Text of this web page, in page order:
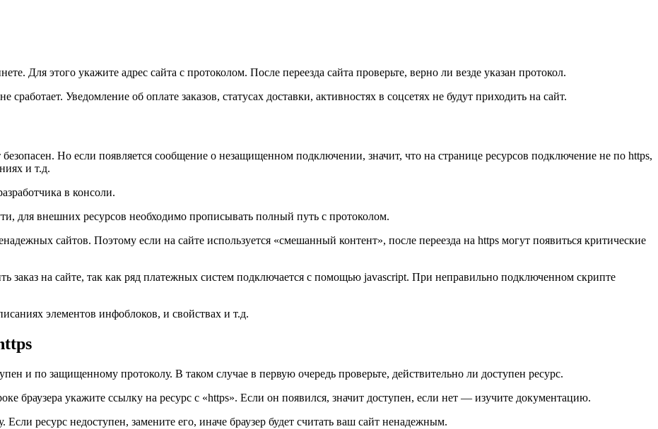
Для этого укажите адрес сайта с протоколом. После переезда сайта проверьте, верно ли везде указан протокол.
Уведомление об оплате заказов, статусах доставки, активностях в соцсетях не будут приходить на сайт.
безопасен. Но если появляется сообщение о незащищенном подключении, значит, что на странице ресурсов подключение не по https,
и т.д.
в консоли.
для внешних ресурсов необходимо прописывать полный путь с протоколом.
сайтов. Поэтому если на сайте используется «смешанный контент», после переезда на https могут появиться критические
заказ на сайте, так как ряд платежных систем подключается с помощью javascript. При неправильно подключенном скрипте
элементов инфоблоков, и свойствах и т.д.
и по защищенному протоколу. В таком случае в первую очередь проверьте, действительно ли доступен ресурс.
браузера укажите ссылку на ресурс с «https». Если он появился, значит доступен, если нет — изучите документацию.
Если ресурс недоступен, замените его, иначе браузер будет считать ваш сайт ненадежным.